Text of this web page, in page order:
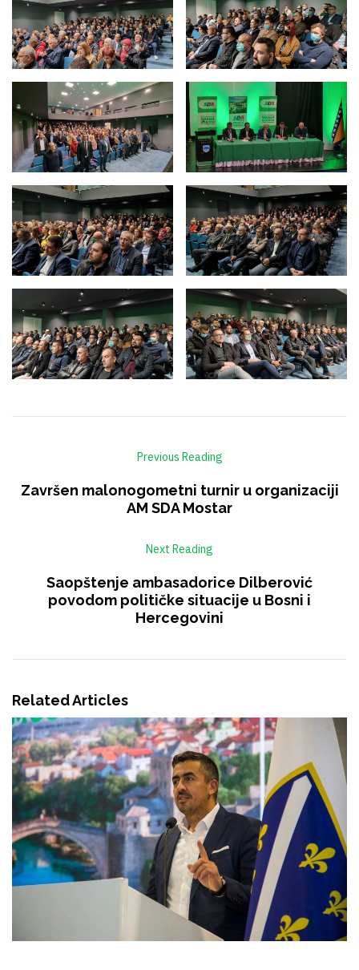
Previous Reading
Završen malonogometni turnir u organizaciji
AM SDA Mostar
Next Reading
Saopštenje ambasadorice Dilberović
povodom političke situacije u Bosni i
Hercegovini
Related Articles